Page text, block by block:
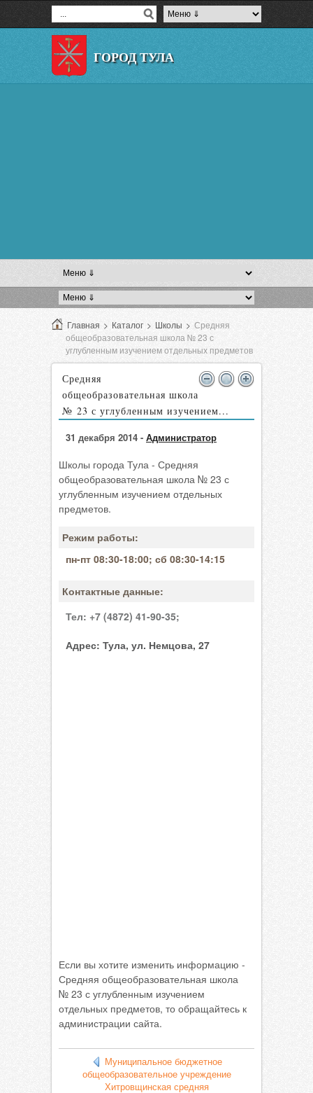
ГОРОД ТУЛА
Главная > Каталог > Школы > Средняя
общеобразовательная школа № 23 с
углубленным изучением отдельных предметов
Средняя
общеобразовательная школа
№ 23 с углубленным изучением...
31 декабря 2014 - Администратор
Школы города Тула - Средняя
общеобразовательная школа № 23 с
углубленным изучением отдельных
предметов.
Режим работы:
пн-пт 08:30-18:00; сб 08:30-14:15
Контактные данные:
Тел: +7 (4872) 41-90-35;
Адрес: Тула, ул. Немцова, 27
Если вы хотите изменить информацию -
Средняя общеобразовательная школа
№ 23 с углубленным изучением
отдельных предметов, то обращайтесь к
администрации сайта.
Муниципальное бюджетное
общеобразовательное учреждение
Хитровщинская средняя